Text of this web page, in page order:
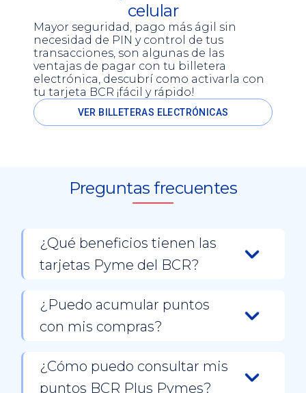
celular
Mayor seguridad, pago más ágil sin
necesidad de PIN y control de tus
transacciones, son algunas de las
ventajas de pagar con tu billetera
electrónica, descubrí como activarla con
tu tarjeta BCR ¡fácil y rápido!
VER BILLETERAS ELECTRÓNICAS
Preguntas frecuentes
¿Qué beneficios tienen las
tarjetas Pyme del BCR?
para apoyar la operación de tu negocio
mediante soluciones de pago, acceso a
financiamiento, control de gastos y beneficios
¿Puedo acumular puntos
con mis compras?
permiten acumular puntos BCR Plus Pymes
por las compras realizadas. Estos puntos
pueden utilizarse según las condiciones
¿Cómo puedo consultar mis
puntos BCR Plus Pymes?